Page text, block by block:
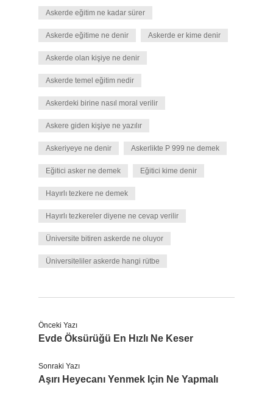
Askerde eğitim ne kadar sürer
Askerde eğitime ne denir Askerde er kime denir
Askerde olan kişiye ne denir
Askerde temel eğitim nedir
Askerdeki birine nasıl moral verilir
Askere giden kişiye ne yazılır
Askeriyeye ne denir Askerlikte P 999 ne demek
Eğitici asker ne demek Eğitici kime denir
Hayırlı tezkere ne demek
Hayırlı tezkereler diyene ne cevap verilir
Üniversite bitiren askerde ne oluyor
Üniversiteliler askerde hangi rütbe
Önceki Yazı
Evde Öksürüğü En Hızlı Ne Keser
Sonraki Yazı
Aşırı Heyecanı Yenmek Için Ne Yapmalı